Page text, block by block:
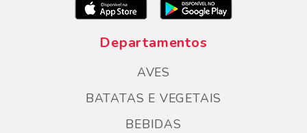
Departamentos
AVES
BATATAS E VEGETAIS
BEBIDAS